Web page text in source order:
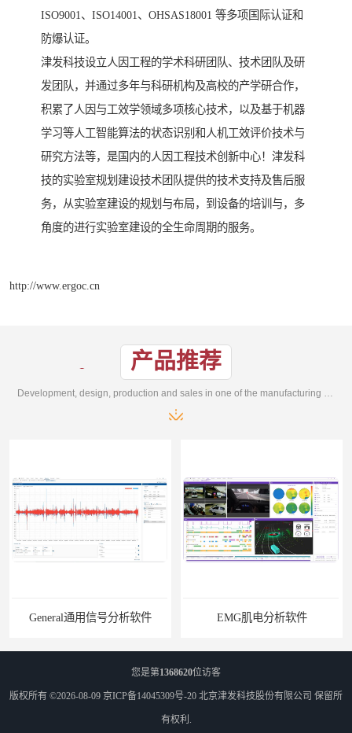
ISO9001、ISO14001、OHSAS18001 等多项国际认证和
防爆认证。
津发科技设立人因工程的学术科研团队、技术团队及研
发团队，并通过多年与科研机构及高校的产学研合作，
积累了人因与工效学领域多项核心技术，以及基于机器
学习等人工智能算法的状态识别和人机工效评价技术与
研究方法等，是国内的人因工程技术创新中心！津发科
技的实验室规划建设技术团队提供的技术支持及售后服
务，从实验室建设的规划与布局，到设备的培训与，多
角度的进行实验室建设的全生命周期的服务。
http://www.ergoc.cn
产品推荐
Development, design, production and sales in one of the manufacturing enterprises
General通用信号分析软件 EMG肌电分析软件
您是第1368620位访客
版权所有 ©2026-08-09 京ICP备14045309号-20 北京津发科技股份有限公司 保留所
有权利.